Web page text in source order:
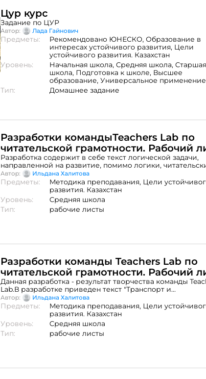
Цур курс
Задание по ЦУР
Автор: Лада Гайнович
Предметы: Рекомендовано ЮНЕСКО, Образование в
интересах устойчивого развития, Цели
устойчивого развития. Казахстан
Уровень:
Начальная школа, Средняя школа, Старшая
школа, Подготовка к школе, Высшее
образование, Универсальное применение
Тип:
Домашнее задание
Разработки командыTeachers Lab по
читательской грамотности. Рабочий
№3
Разработка содержит в себе текст логической задачи,
направленной на развитие, помимо логики,
компетенций учащихся. Ответ к заданию содержится в
материалах Рабочего листа №4
Автор: Ильдана Халитова
Предметы: Методика преподавания, Цели
развития. Казахстан
Уровень:
Средняя школа
Тип:
рабочие листы
Разработки команды Teachers Lab по
читательской грамотности. Рабочий
1
Данная разработка - результат творчества команды
Lab.В разработке приведен текст "Транспорт и
инфраструктура" и задания на навыки читательской
грамотности. Правильные ответы к заданию
Рабочем листе №4
Автор: Ильдана Халитова
Предметы: Методика преподавания, Цели
развития. Казахстан
Уровень:
Средняя школа
Тип:
рабочие листы